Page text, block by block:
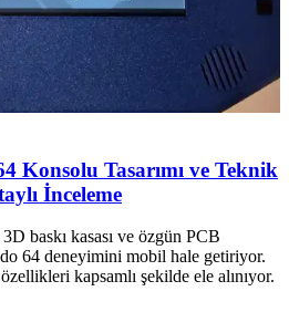
Konsolu Tasarımı ve Teknik
İnceleme
baskı kasası ve özgün PCB
64 deneyimini mobil hale getiriyor.
kapsamlı şekilde ele alınıyor.